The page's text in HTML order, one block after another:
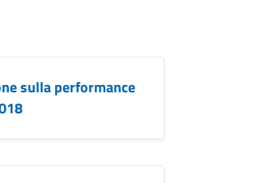
sulla performance